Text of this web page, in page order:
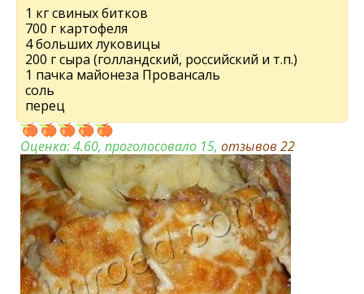
1 кг свиных битков
700 г картофеля
4 больших луковицы
200 г сыра (голландский, российский и т.п.)
1 пачка майонеза Провансаль
соль
перец
Оценка:4.60, проголосовало 15, отзывов 22